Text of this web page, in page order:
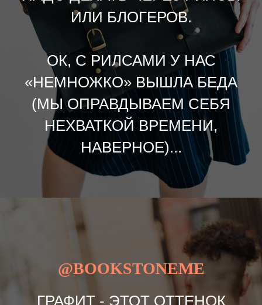
ИЛИ БЛОГЕРОВ.
ОК, С РИЛСАМИ У НАС
«НЕМНОЖКО» ВЫШЛА БЕДА
(МЫ ОПРАВДЫВАЕМ СЕБЯ
НЕХВАТКОЙ ВРЕМЕНИ,
НАВЕРНОЕ)...
@BOOKSTONEME
ГРАФИТ - ЭТОТ ОТТЕНОК